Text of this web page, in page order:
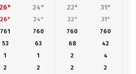
26° 24° 22° 31°
26° 24° 22° 31°
761
760 760 760
53
63 68 42
1
1 2
4
2
2 2 2